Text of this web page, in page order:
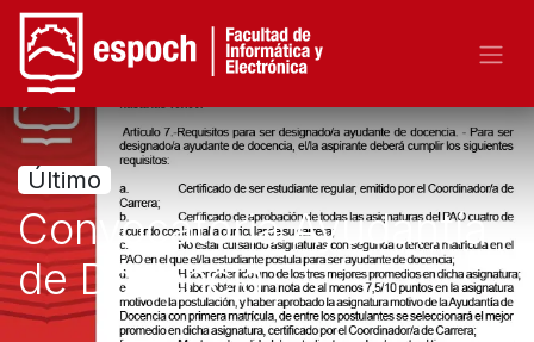
Último
Convocatoria Ayudantía
de Docencia